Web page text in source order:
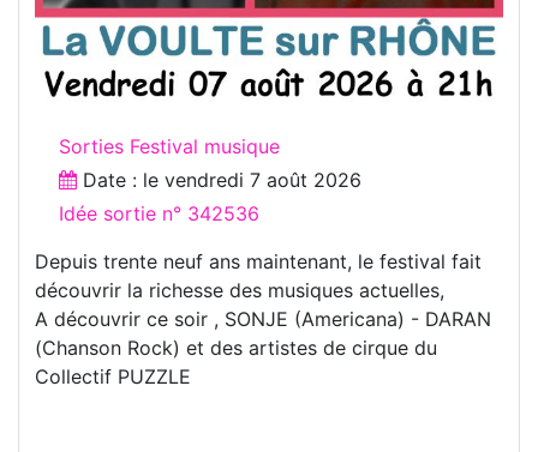
Sorties Festival musique
Date : le vendredi 7 août 2026
Idée sortie n° 342536
Depuis trente neuf ans maintenant, le festival fait
découvrir la richesse des musiques actuelles,
A découvrir ce soir , SONJE (Americana) - DARAN
(Chanson Rock) et des artistes de cirque du
Collectif PUZZLE